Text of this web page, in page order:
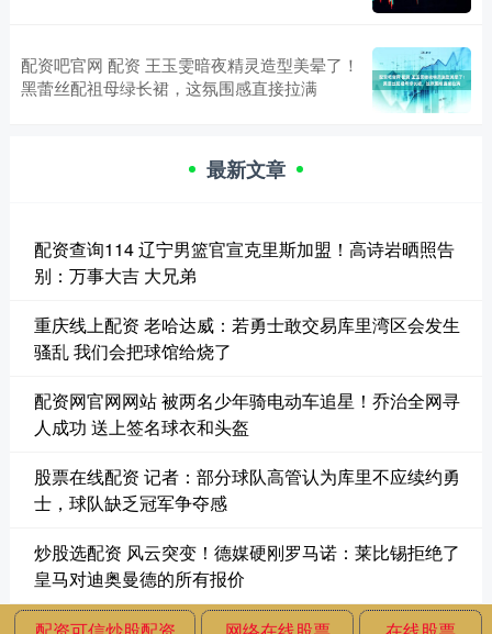
配资吧官网 配资 王玉雯暗夜精灵造型美晕了！
黑蕾丝配祖母绿长裙，这氛围感直接拉满
最新文章
配资查询114 辽宁男篮官宣克里斯加盟！高诗岩晒照告
别：万事大吉 大兄弟
重庆线上配资 老哈达威：若勇士敢交易库里湾区会发生
骚乱 我们会把球馆给烧了
配资网官网网站 被两名少年骑电动车追星！乔治全网寻
人成功 送上签名球衣和头盔
股票在线配资 记者：部分球队高管认为库里不应续约勇
士，球队缺乏冠军争夺感
炒股选配资 风云突变！德媒硬刚罗马诺：莱比锡拒绝了
皇马对迪奥曼德的所有报价